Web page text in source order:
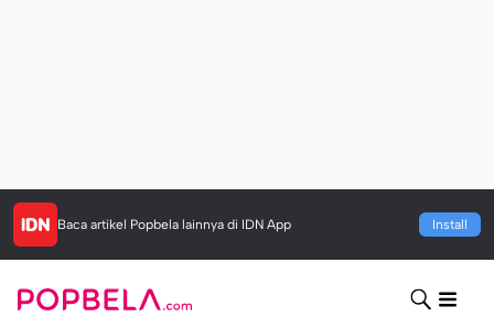
Baca artikel Popbela lainnya di IDN App Install